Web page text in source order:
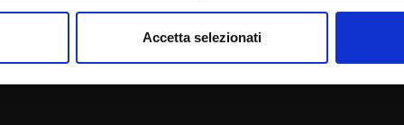
in qualsiasi momento dalla Dichiarazione sui cookie.
e social media, i quali potrebbero combinarle con altre
Accetta selezionati